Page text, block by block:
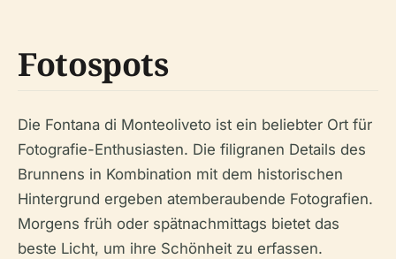
Fotospots
Die Fontana di Monteoliveto ist ein beliebter Ort für
Fotografie-Enthusiasten. Die filigranen Details des
Brunnens in Kombination mit dem historischen
Hintergrund ergeben atemberaubende Fotografien.
Morgens früh oder spätnachmittags bietet das
beste Licht, um ihre Schönheit zu erfassen.